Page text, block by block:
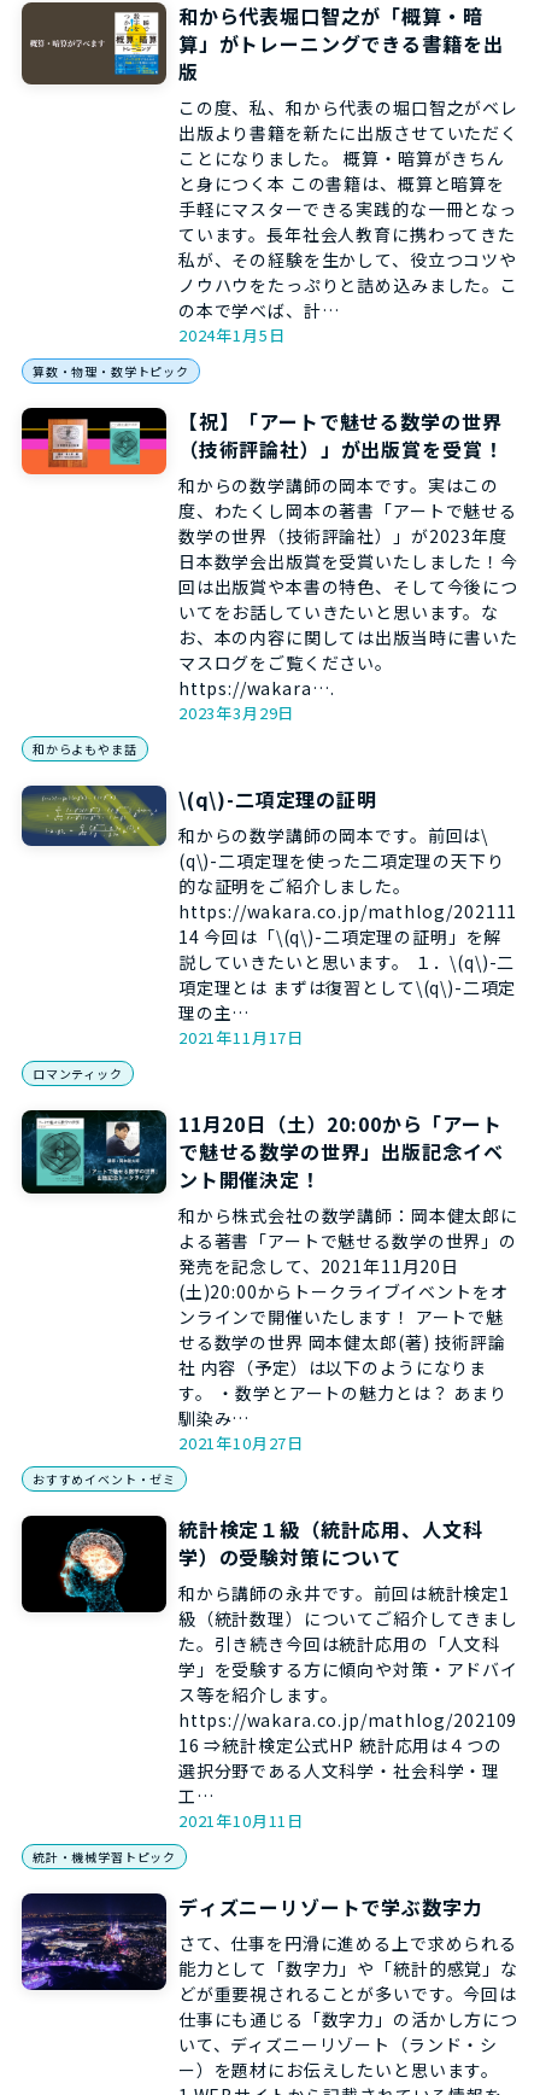
和から代表堀口智之が「概算・暗
算」がトレーニングできる書籍を出
版
この度、私、和から代表の堀口智之がベレ
出版より書籍を新たに出版させていただく
ことになりました。 概算・暗算がきちん
と身につく本 この書籍は、概算と暗算を
手軽にマスターできる実践的な一冊となっ
ています。長年社会人教育に携わってきた
私が、その経験を生かして、役立つコツや
ノウハウをたっぷりと詰め込みました。こ
の本で学べば、計…
2024年1月5日
算数・物理・数学トピック
【祝】「アートで魅せる数学の世界
（技術評論社）」が出版賞を受賞！
和からの数学講師の岡本です。実はこの
度、わたくし岡本の著書「アートで魅せる
数学の世界（技術評論社）」が2023年度
日本数学会出版賞を受賞いたしました！今
回は出版賞や本書の特色、そして今後につ
いてをお話していきたいと思います。な
お、本の内容に関しては出版当時に書いた
マスログをご覧ください。
https://wakara….
2023年3月29日
和からよもやま話
\(q\)-二項定理の証明
和からの数学講師の岡本です。前回は\
(q\)-二項定理を使った二項定理の天下り
的な証明をご紹介しました。
https://wakara.co.jp/mathlog/202111
14 今回は「\(q\)-二項定理の証明」を解
説していきたいと思います。 １．\(q\)-二
項定理とは まずは復習として\(q\)-二項定
理の主…
2021年11月17日
ロマンティック
11月20日（土）20:00から「アート
で魅せる数学の世界」出版記念イベ
ント開催決定！
和から株式会社の数学講師：岡本健太郎に
よる著書「アートで魅せる数学の世界」の
発売を記念して、2021年11月20日
(土)20:00からトークライブイベントをオ
ンラインで開催いたします！ アートで魅
せる数学の世界 岡本健太郎(著) 技術評論
社 内容（予定）は以下のようになりま
す。 ・数学とアートの魅力とは？ あまり
馴染み…
2021年10月27日
おすすめイベント・ゼミ
統計検定１級（統計応用、人文科
学）の受験対策について
和から講師の永井です。前回は統計検定1
級（統計数理）についてご紹介してきまし
た。引き続き今回は統計応用の「人文科
学」を受験する方に傾向や対策・アドバイ
ス等を紹介します。
https://wakara.co.jp/mathlog/202109
16 ⇒統計検定公式HP 統計応用は４つの
選択分野である人文科学・社会科学・理
工…
2021年10月11日
統計・機械学習トピック
ディズニーリゾートで学ぶ数字力
さて、仕事を円滑に進める上で求められる
能力として「数字力」や「統計的感覚」な
どが重要視されることが多いです。今回は
仕事にも通じる「数字力」の活かし方につ
いて、ディズニーリゾート（ランド・シ
ー）を題材にお伝えしたいと思います。